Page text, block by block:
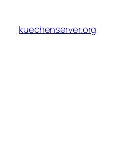
content
kuechenserver.org